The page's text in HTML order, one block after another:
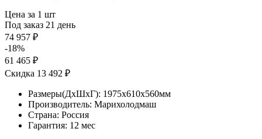
Цена за 1 шт
Под заказ 21 день
74 957 ₽
-18%
61 465 ₽
Скидка 13 492 ₽
Размеры(ДхШхГ): 1975x610x560мм
Производитель: Марихолодмаш
Страна: Россия
Гарантия: 12 мес